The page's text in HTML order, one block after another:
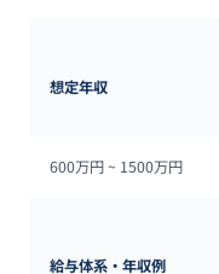
想定年収
600万円 ~ 1500万円
給与体系・年収例